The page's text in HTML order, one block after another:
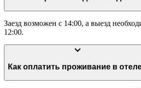
Заезд возможен с 14:00, а выезд
12:00.
Как оплатить проживание